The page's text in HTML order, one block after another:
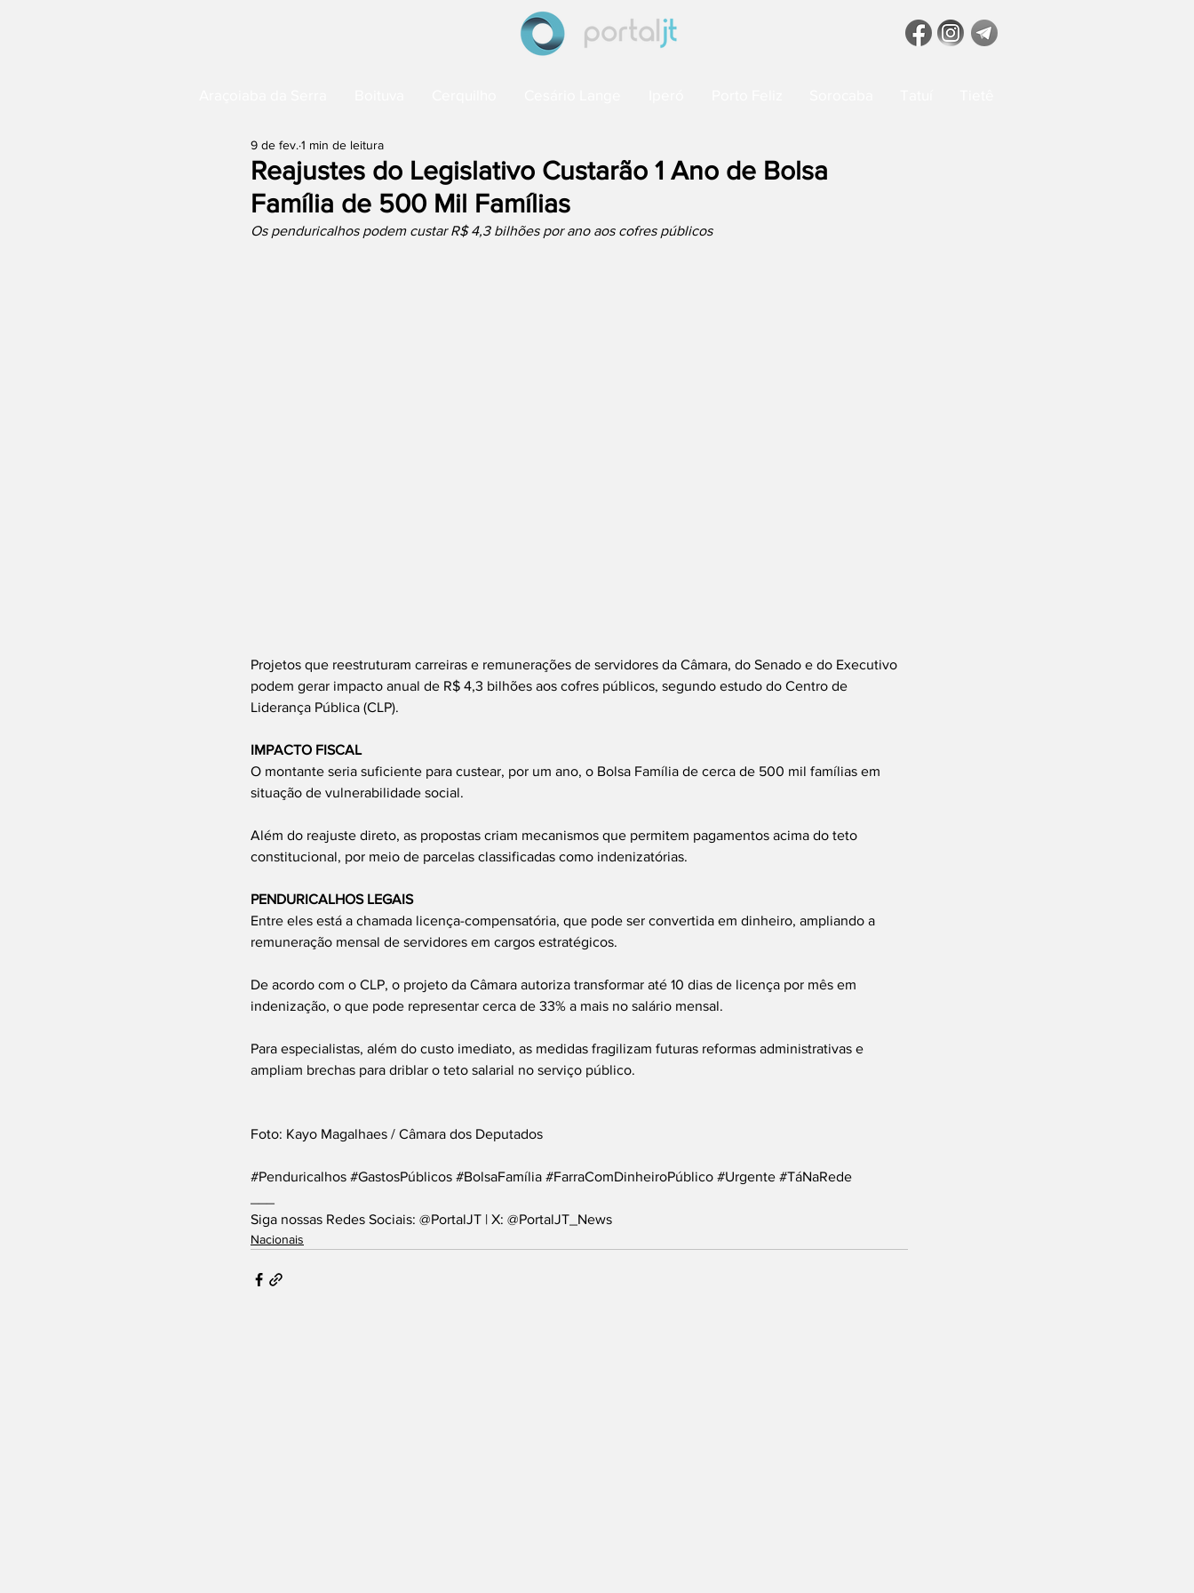
Reajustes do Legislativo Custarão 1 Ano de Bolsa
Família de 500 Mil Famílias
9 de fev. 1 min de leitura
Os penduricalhos podem custar R$ 4,3 bilhões por ano aos cofres públicos
Projetos que reestruturam carreiras e remunerações de servidores da Câmara, do Senado e do Executivo
podem gerar impacto anual de R$ 4,3 bilhões aos cofres públicos, segundo estudo do Centro de
Liderança Pública (CLP).
IMPACTO FISCAL
O montante seria suficiente para custear, por um ano, o Bolsa Família de cerca de 500 mil famílias em
situação de vulnerabilidade social.
Além do reajuste direto, as propostas criam mecanismos que permitem pagamentos acima do teto
constitucional, por meio de parcelas classificadas como indenizatórias.
PENDURICALHOS LEGAIS
Entre eles está a chamada licença-compensatória, que pode ser convertida em dinheiro, ampliando a
remuneração mensal de servidores em cargos estratégicos.
De acordo com o CLP, o projeto da Câmara autoriza transformar até 10 dias de licença por mês em
indenização, o que pode representar cerca de 33% a mais no salário mensal.
Para especialistas, além do custo imediato, as medidas fragilizam futuras reformas administrativas e
ampliam brechas para driblar o teto salarial no serviço público.
Foto: Kayo Magalhaes / Câmara dos Deputados
#Penduricalhos #GastosPúblicos #BolsaFamília #FarraComDinheiroPúblico #Urgente #TáNaRede
Siga nossas Redes Sociais: @PortalJT | X: @PortalJT_News
Nacionais